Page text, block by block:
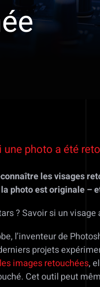
photo a été
les visages
est originale –
? Savoir si un
l’inventeur de
projets
images retouchées,
Cet outil peut